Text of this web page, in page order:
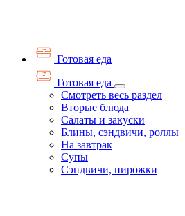
Готовая еда
Готовая еда
Смотреть весь раздел
Вторые блюда
Салаты и закуски
Блины, сэндвичи, роллы
На завтрак
Супы
Сэндвичи, пирожки